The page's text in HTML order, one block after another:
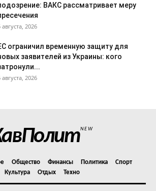
ВАКС рассматривает меру
августа, 2026
ограничил временную защиту для
заявителей из Украины: кого
августа, 2026
NEW
Общество Финансы Политика
Спорт
Культура
Отдых Техно